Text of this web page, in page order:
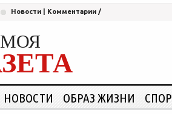
Новости Комментарии /
МОЯ
НОВОСТИ ОБРАЗ ЖИЗНИ